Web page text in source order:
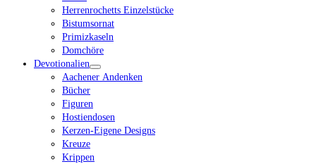
Herrenrochetts Einzelstücke
Bistumsornat
Primizkaseln
Domchöre
Devotionalien
Aachener Andenken
Bücher
Figuren
Hostiendosen
Kerzen-Eigene Designs
Kreuze
Krippen